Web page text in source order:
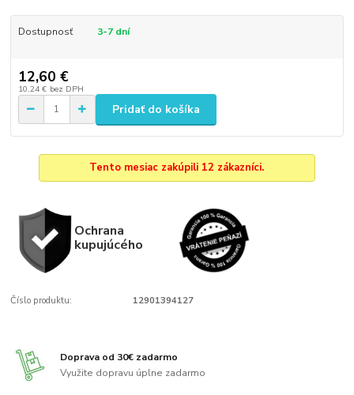
Dostupnosť 3-7 dní
12,60 €
10,24 € bez DPH
Pridať do košíka
Tento mesiac zakúpili 12 zákazníci.
Ochrana
kupujúcého
Číslo produktu: 12901394127
Doprava od 30€ zadarmo
Využite dopravu úplne zadarmo